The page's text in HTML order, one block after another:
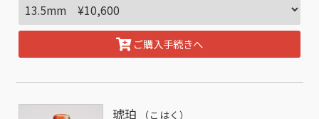
ご購入手続きへ
琥珀 （こはく）